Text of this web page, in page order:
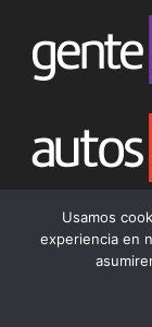
Usamos
experiencia en